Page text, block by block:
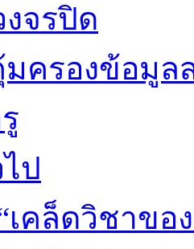
จรปิด
ครองข้อมูล
ป
เคล็ดวิชาขอ